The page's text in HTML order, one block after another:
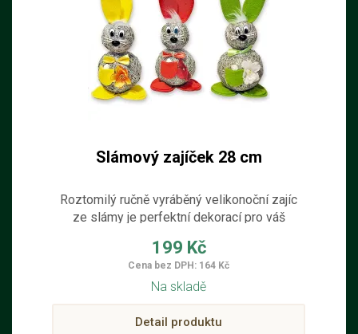
Slámový zajíček 28 cm
Roztomilý ručně vyráběný velikonoční zajíc
ze slámy je perfektní dekorací pro váš
okamžitě stane nenahraditelným prvkem
vašeho interiéru. O velikonočních svátcích
potěší nejen vás, ale také celou rodinu.
199 Kč
Cena bez DPH: 164 Kč
Na skladě
Detail produktu